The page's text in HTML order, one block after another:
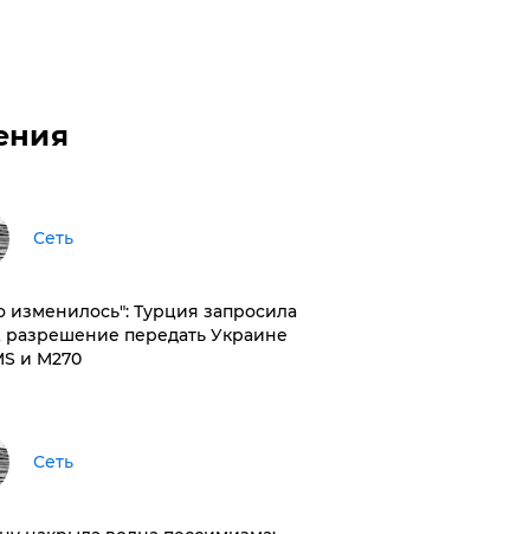
Сеть
изменилось": Турция запросила
передать Украине
и M270
Сеть